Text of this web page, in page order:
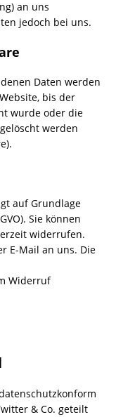
an uns
jedoch bei uns.
Daten werden
bis der
wurde oder die
werden
auf Grundlage
Sie können
widerrufen.
E-Mail an uns. Die
Widerruf
& Co. geteilt